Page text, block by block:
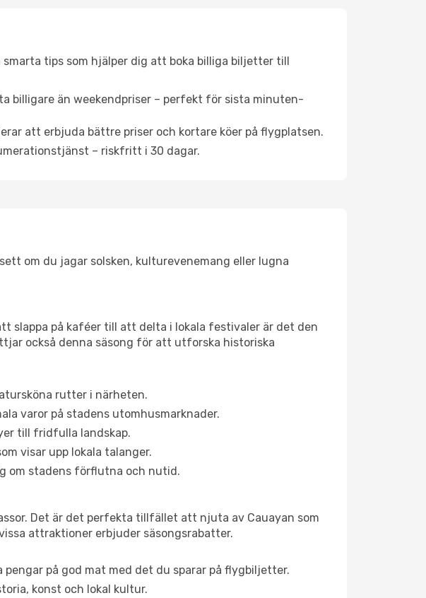
tips som hjälper dig att boka billiga biljetter till
billigare än weekendpriser – perfekt för sista minuten-
att erbjuda bättre priser och kortare köer på flygplatsen.
– riskfritt i 30 dagar.
om du jagar solsken, kulturevenemang eller lugna
slappa på kaféer till att delta i lokala festivaler är det den
också denna säsong för att utforska historiska
rutter i närheten.
varor på stadens utomhusmarknader.
till fridfulla landskap.
visar upp lokala talanger.
om stadens förflutna och nutid.
Det är det perfekta tillfället att njuta av Cauayan som
attraktioner erbjuder säsongsrabatter.
på god mat med det du sparar på flygbiljetter.
konst och lokal kultur.